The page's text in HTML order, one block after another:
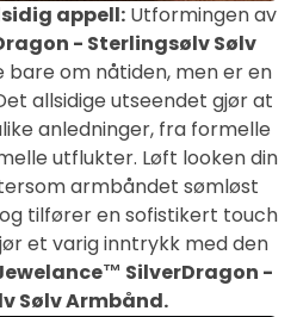
appell:Utformingen av
- Sterlingsølv Sølv
bare om nåtiden, men er en
allsidige utseendet gjør at
anledninger, fra formelle
utflukter. Løft looken din
armbåndet sømløst
tilfører en sofistikert touch
et varig inntrykk med den
SilverDragon -
Sølv Armbånd.